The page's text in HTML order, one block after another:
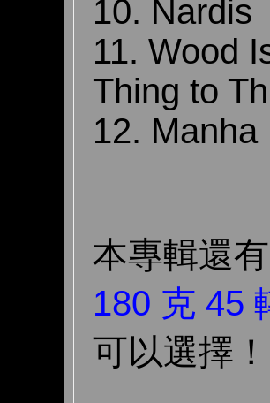
10. Nardis
11. Wood
Thing to
12.
本專輯還
180 克 45
可以選擇！